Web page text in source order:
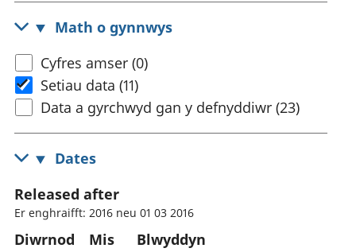
Math o gynnwys
Cyfres amser (0)
Setiau data (11)
Data a gyrchwyd gan y defnyddiwr (23)
Dates
Released after
Er enghraifft: 2016 neu 01 03 2016
Diwrnod Mis Blwyddyn